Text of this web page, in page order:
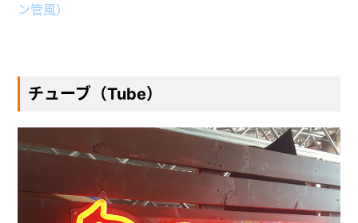
ン管風）
チューブ（Tube）